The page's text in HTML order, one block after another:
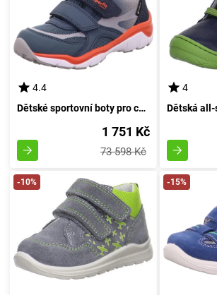
4.4
Dětské sportovní boty pro celoroční nošení s technologií GTX, Superfit, 1-000236-8000, tmavě modré - velikost 32
1 751 Kč
73 598 Kč
4
-10% -15%